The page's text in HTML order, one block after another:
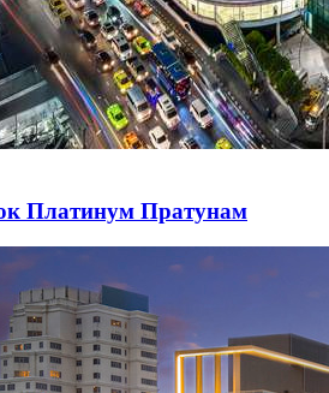
Платинум Пратунам